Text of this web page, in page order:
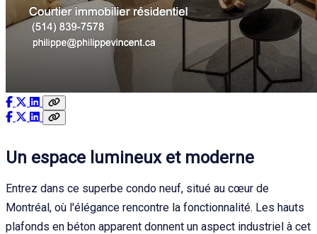
Un espace lumineux et moderne
Entrez dans ce superbe condo neuf, situé au cœur de
Montréal, où l'élégance rencontre la fonctionnalité. Les hauts
plafonds en béton apparent donnent un aspect industriel à cet